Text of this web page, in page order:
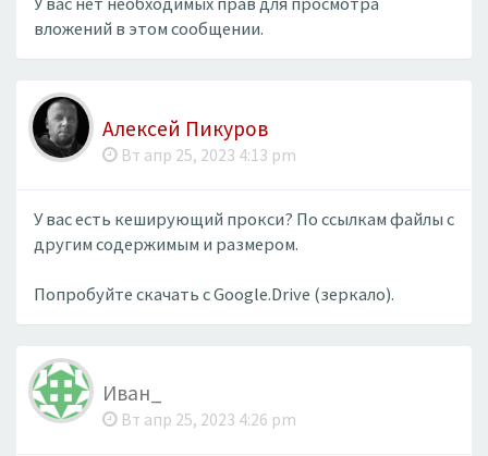
вложений в этом сообщении.
Алексей Пикуров
Вт апр 25, 2023 4:13 pm
У вас есть кеширующий прокси? По ссылкам файлы с
другим содержимым и размером.
Попробуйте скачать с Google.Drive (зеркало).
Иван_
Вт апр 25, 2023 4:26 pm